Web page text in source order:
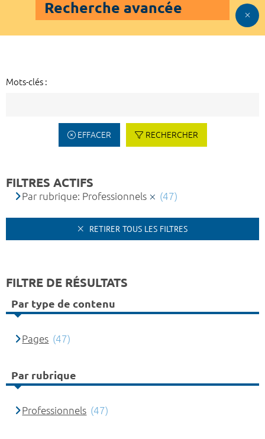
Recherche avancée
Mots-clés :
EFFACER RECHERCHER
FILTRES ACTIFS
Par rubrique: Professionnels (47)
RETIRER TOUS LES FILTRES
FILTRE DE RÉSULTATS
Par type de contenu
Pages (47)
Par rubrique
Professionnels (47)